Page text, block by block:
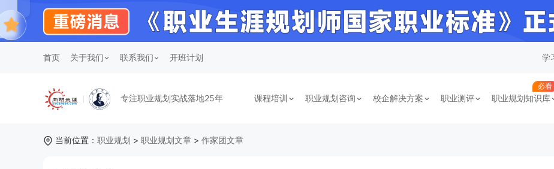
首页 关于我们 联系我们 开班计划 学
专注职业规划实战落地25年 课程培训 职业规划咨询 校企解决方案 职业测评
必看
职业规划知识库
当前位置： 职业规划 > 职业规划文章 > 作家团文章